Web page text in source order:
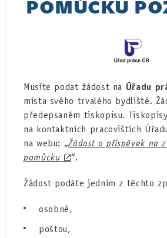
POMŮCKU
Musíte podat žádost na Úřadu
místa svého trvalého bydliště.
předepsaném tiskopisu.
na kontaktních pracovištích
na webu: „Žádost o příspěvek na
pomůcku
“.
Žádost podáte jedním z těchto
osobně,
poštou,